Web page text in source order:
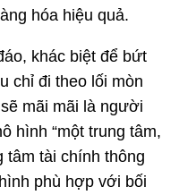
hóa hiệu quả.
khác biệt để bứt
chỉ đi theo lối mòn
mãi mãi là người
hình “một trung tâm,
tâm tài chính thông
phù hợp với bối